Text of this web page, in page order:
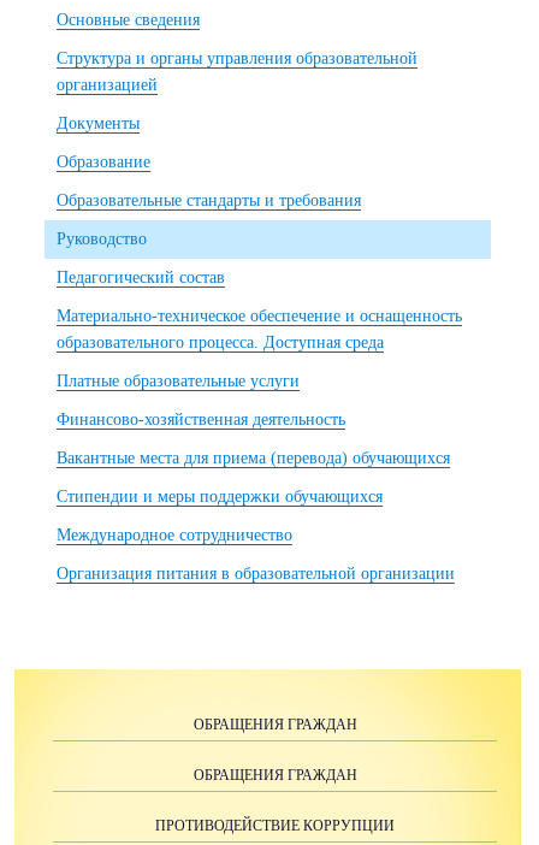
Основные сведения
Структура и органы управления образовательной
организацией
Документы
Образование
Образовательные стандарты и требования
Руководство
Педагогический состав
Материально-техническое обеспечение и оснащенность
образовательного процесса. Доступная среда
Платные образовательные услуги
Финансово-хозяйственная деятельность
Вакантные места для приема (перевода) обучающихся
Стипендии и меры поддержки обучающихся
Международное сотрудничество
Организация питания в образовательной организации
ОБРАЩЕНИЯ ГРАЖДАН
ОБРАЩЕНИЯ ГРАЖДАН
ПРОТИВОДЕЙСТВИЕ КОРРУПЦИИ